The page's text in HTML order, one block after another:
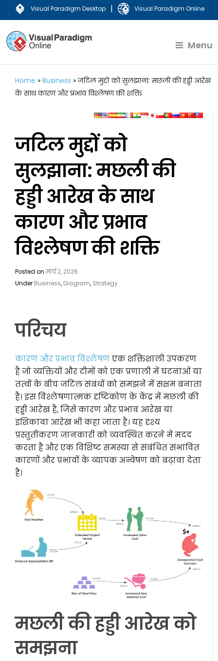
Visual Paradigm Desktop | Visual Paradigm Online
Menu
Home »Business »जटिल मुद्दों को सुलझाना: मछली की हड्डी आरेख
के साथ कारण और प्रभाव विश्लेषण की शक्ति
जटिल मुद्दों को
सुलझाना: मछली की
हड्डी आरेख के साथ
कारण और प्रभाव
विश्लेषण की शक्ति
Posted onमार्च 2, 2026
Under Business, Diagram, Strategy
परिचय
कारण और प्रभाव विश्लेषणएक शक्तिशाली उपकरण
है जो व्यक्तियों और टीमों को एक प्रणाली में घटनाओं या
तत्वों के बीच जटिल संबंधों को समझने में सक्षम बनाता
है। इस विश्लेषणात्मक दृष्टिकोण के केंद्र में मछली की
हड्डी आरेख है, जिसे कारण और प्रभाव आरेख या
इशिकावा आरेख भी कहा जाता है। यह दृश्य
प्रस्तुतीकरण जानकारी को व्यवस्थित करने में मदद
करता है और एक विशिष्ट समस्या से संबंधित संभावित
कारणों और प्रभावों के व्यापक अन्वेषण को बढ़ावा देता
है।
मछली की हड्डी आरेख को
समझना